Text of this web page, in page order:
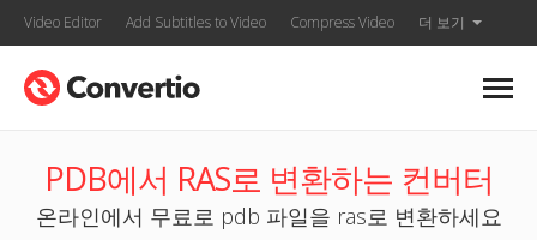
Video Editor Add Subtitles to Video Compress Video 더 보기
PDB에서 RAS로 변환하는 컨버터
온라인에서 무료로 pdb 파일을 ras로 변환하세요